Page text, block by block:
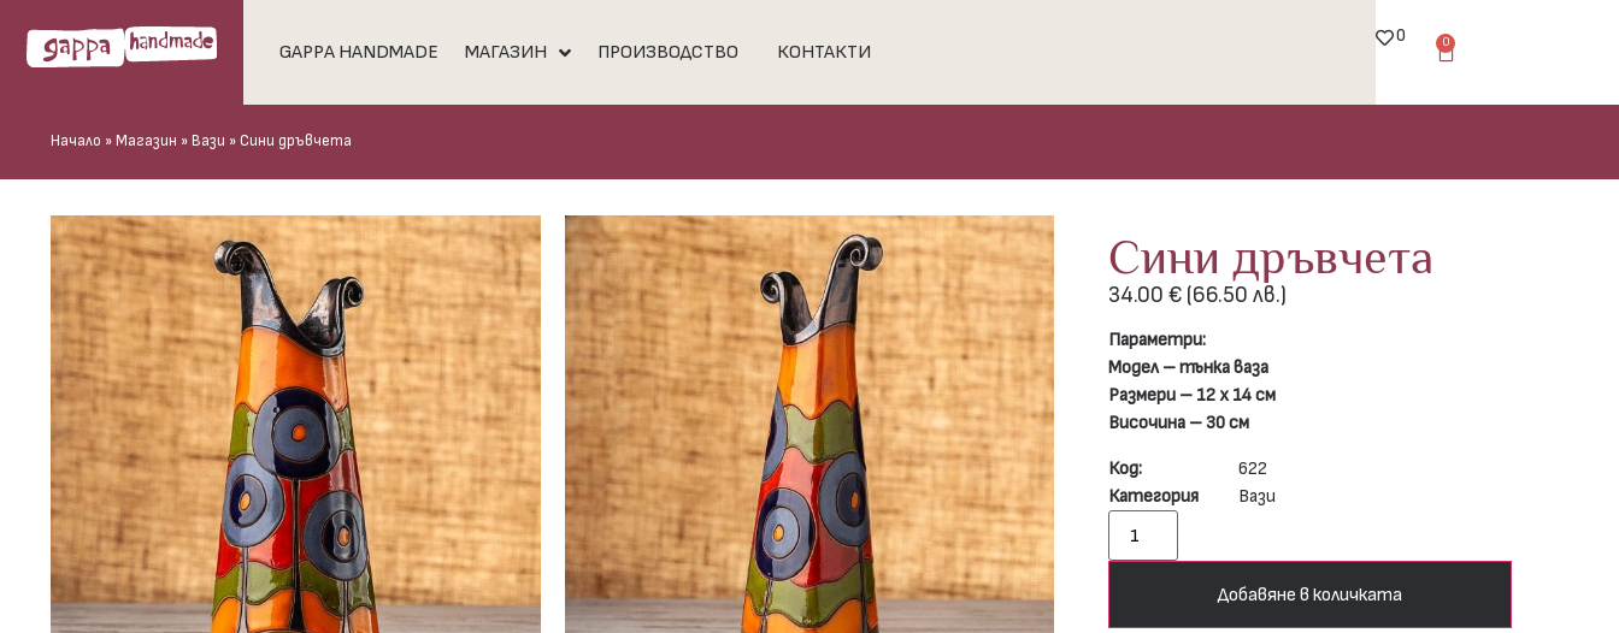
GAPPA HANDMADE МАГАЗИН ПРОИЗВОДСТВО КОНТАКТИ
0 0
Начало » Магазин » Вази » Сини дръвчета
Сини дръвчета
34.00€ (66.50 лв.)
Параметри:
Модел – тънка ваза
Размери – 12 х 14 см
Височина – 30 см
Код:
622
Категория
Вази
Добавяне в количката